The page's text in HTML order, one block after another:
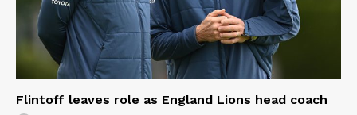
Flintoff leaves role as England Lions head coach